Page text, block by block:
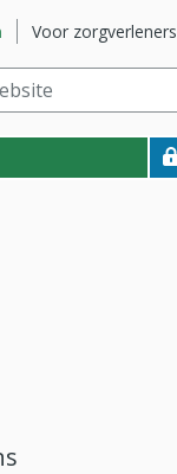
Ga naar subsite
Voor zorgverleners
(min. 2 tekens)